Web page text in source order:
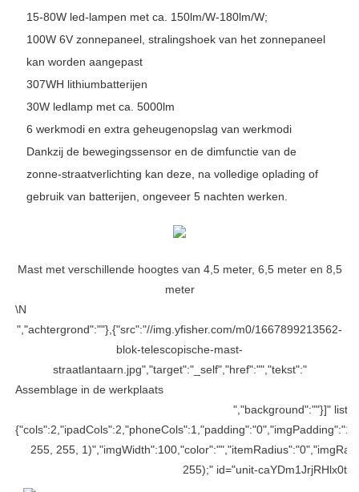
15-80W led-lampen met ca. 150lm/W-180lm/W;
100W 6V zonnepaneel, stralingshoek van het zonnepaneel
kan worden aangepast
307WH lithiumbatterijen
30W ledlamp met ca. 5000lm
6 werkmodi en extra geheugenopslag van werkmodi
Dankzij de bewegingssensor en de dimfunctie van de
zonne-straatverlichting kan deze, na volledige oplading of
gebruik van batterijen, ongeveer 5 nachten werken.
Mast met verschillende hoogtes van 4,5 meter, 6,5 meter en 8,5
meter
\N
","achtergrond":""},{"src":"//img.yfisher.com/m0/1667899213562-
blok-telescopische-mast-
straatlantaarn.jpg","target":"_self","href":"","tekst":"
Assemblage in de werkplaats
","background":""}]" list-
255, 255,
255);" id="unit-caYDm1JrjRHlx0t"